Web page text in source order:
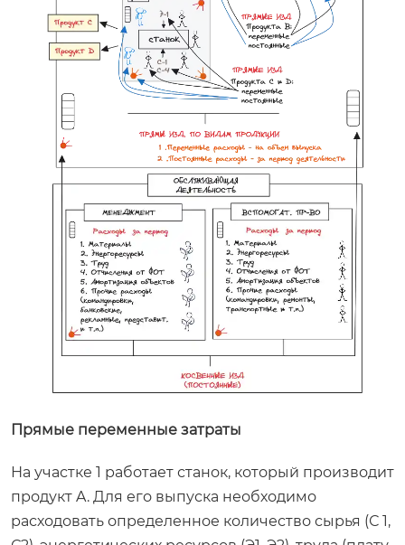
Прямые переменные затраты
На участке 1 работает станок, который производит
продукт A. Для его выпуска необходимо
расходовать определенное количество сырья (С 1,